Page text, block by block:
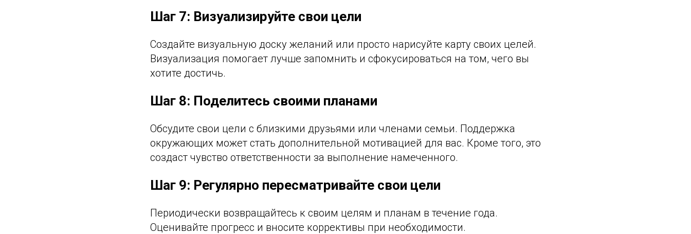
Шаг 7: Визуализируйте свои цели
Создайте визуальную доску желаний или просто нарисуйте карту своих целей.
Визуализация помогает лучше запомнить и сфокусироваться на том, чего вы
хотите достичь.
Шаг 8: Поделитесь своими планами
Обсудите свои цели с близкими друзьями или членами семьи. Поддержка
окружающих может стать дополнительной мотивацией для вас. Кроме того, это
создаст чувство ответственности за выполнение намеченного.
Шаг 9: Регулярно пересматривайте свои цели
Периодически возвращайтесь к своим целям и планам в течение года.
Оценивайте прогресс и вносите коррективы при необходимости.